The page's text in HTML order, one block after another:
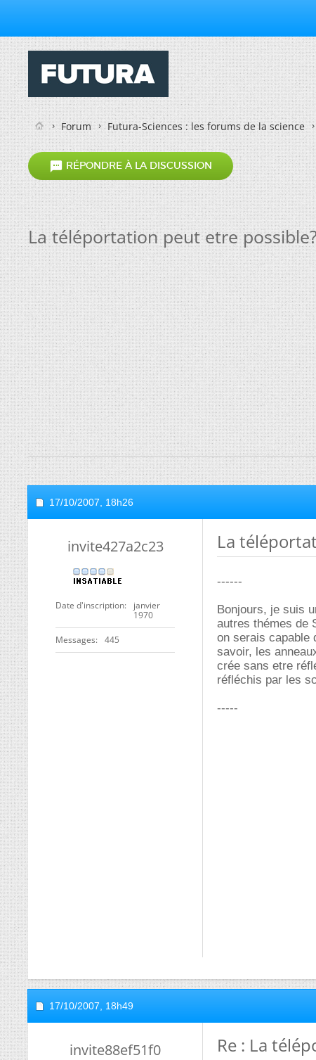
Forum Futura-Sciences : les forums de la science
 RÉPONDRE À LA DISCUSSION
La téléportation peut etre possible?
17/10/2007, 18h26
invite427a2c23
Date d'inscription
janvier
1970
Messages 445
La
------
Bonjours, je suis
autres thémes de
on serais capable
savoir, les
crée sans etre
réfléchis par les
-----
17/10/2007, 18h49
invite88ef51f0 Re : La